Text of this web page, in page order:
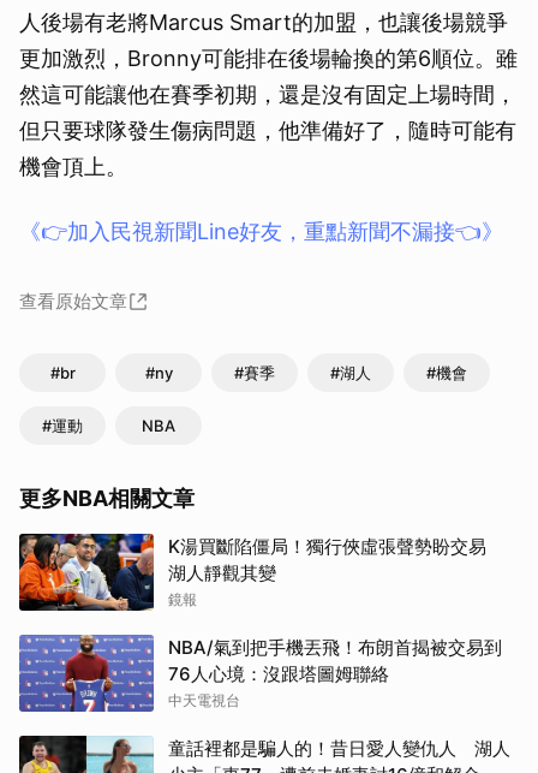
人後場有老將Marcus Smart的加盟，也讓後場競爭
更加激烈，Bronny可能排在後場輪換的第6順位。雖
然這可能讓他在賽季初期，還是沒有固定上場時間，
但只要球隊發生傷病問題，他準備好了，隨時可能有
機會頂上。
《👉加入民視新聞Line好友，重點新聞不漏接👈》
查看原始文章
#br #ny #賽季 #湖人 #機會
#運動 NBA
更多NBA相關文章
K湯買斷陷僵局！獨行俠虛張聲勢盼交易
湖人靜觀其變
鏡報
NBA/氣到把手機丟飛！布朗首揭被交易到
76人心境：沒跟塔圖姆聯絡
中天電視台
童話裡都是騙人的！昔日愛人變仇人 湖人